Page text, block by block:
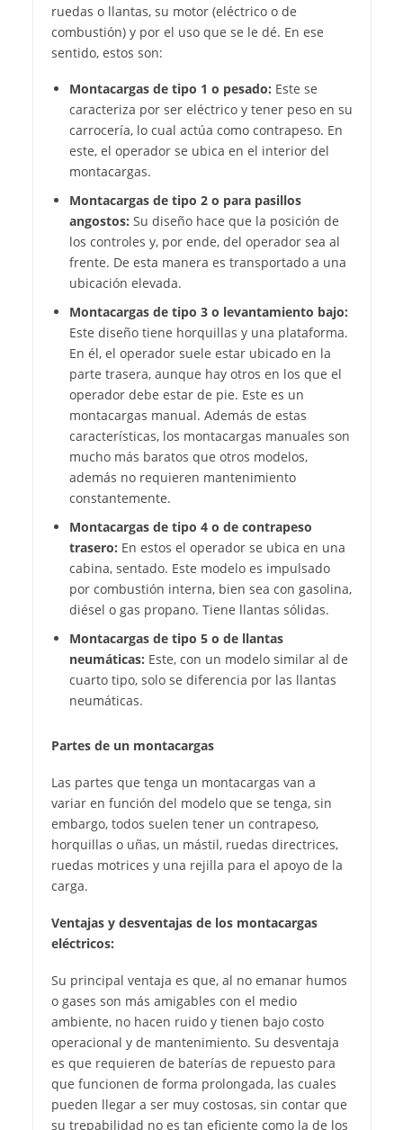
ruedas o llantas, su motor (eléctrico o de
combustión) y por el uso que se le dé. En ese
sentido, estos son:
Montacargas de tipo 1 o pesado: Este se
caracteriza por ser eléctrico y tener peso en su
carrocería, lo cual actúa como contrapeso. En
este, el operador se ubica en el interior del
montacargas.
Montacargas de tipo 2 o para pasillos
angostos: Su diseño hace que la posición de
los controles y, por ende, del operador sea al
frente. De esta manera es transportado a una
ubicación elevada.
Montacargas de tipo 3 o levantamiento bajo:
Este diseño tiene horquillas y una plataforma.
En él, el operador suele estar ubicado en la
parte trasera, aunque hay otros en los que el
operador debe estar de pie. Este es un
montacargas manual. Además de estas
características, los montacargas manuales son
mucho más baratos que otros modelos,
además no requieren mantenimiento
constantemente.
Montacargas de tipo 4 o de contrapeso
trasero: En estos el operador se ubica en una
cabina, sentado. Este modelo es impulsado
por combustión interna, bien sea con gasolina,
diésel o gas propano. Tiene llantas sólidas.
Montacargas de tipo 5 o de llantas
neumáticas: Este, con un modelo similar al de
cuarto tipo, solo se diferencia por las llantas
neumáticas.
Partes de un montacargas
Las partes que tenga un montacargas van a
variar en función del modelo que se tenga, sin
embargo, todos suelen tener un contrapeso,
horquillas o uñas, un mástil, ruedas directrices,
ruedas motrices y una rejilla para el apoyo de la
carga.
Ventajas y desventajas de los montacargas
eléctricos:
Su principal ventaja es que, al no emanar humos
o gases son más amigables con el medio
ambiente, no hacen ruido y tienen bajo costo
operacional y de mantenimiento. Su desventaja
es que requieren de baterías de repuesto para
que funcionen de forma prolongada, las cuales
pueden llegar a ser muy costosas, sin contar que
su trepabilidad no es tan eficiente como la de los